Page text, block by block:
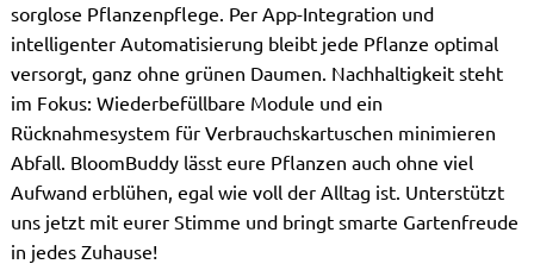
sorglose Pflanzenpflege. Per App-Integration und
intelligenter Automatisierung bleibt jede Pflanze optimal
versorgt, ganz ohne grünen Daumen. Nachhaltigkeit steht
im Fokus: Wiederbefüllbare Module und ein
Rücknahmesystem für Verbrauchskartuschen minimieren
Abfall. BloomBuddy lässt eure Pflanzen auch ohne viel
Aufwand erblühen, egal wie voll der Alltag ist. Unterstützt
uns jetzt mit eurer Stimme und bringt smarte Gartenfreude
in jedes Zuhause!